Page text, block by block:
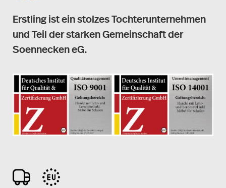
Erstling ist ein stolzes Tochterunternehmen
und Teil der starken Gemeinschaft der
Soennecken eG.